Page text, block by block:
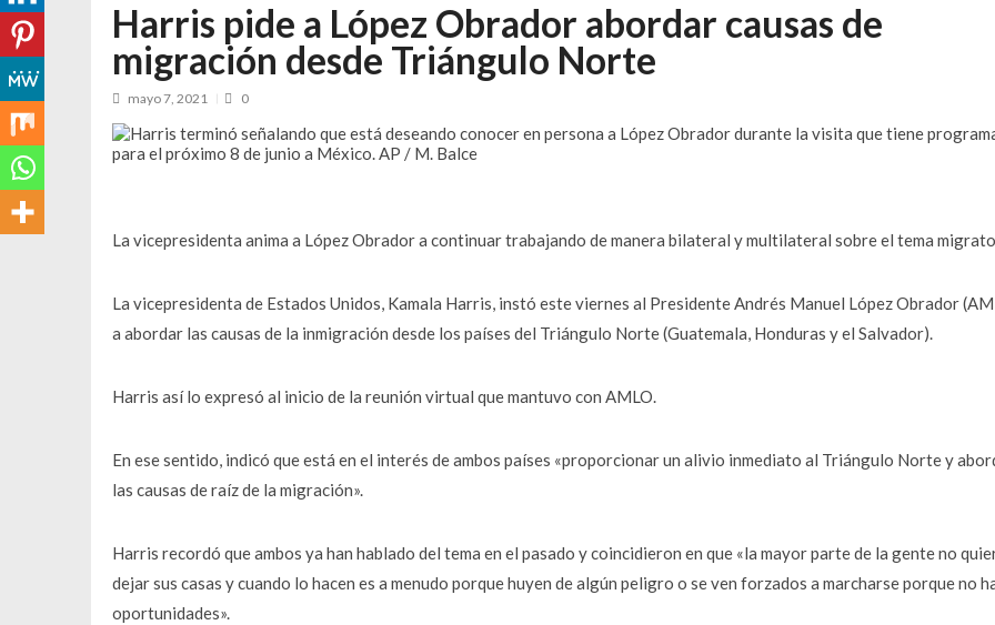
Harris pide a López Obrador abordar causas de
migración desde Triángulo Norte
mayo 7, 2021 0
La vicepresidenta anima a López Obrador a continuar trabajando de manera bilateral y multilateral sobre el tema
La vicepresidenta de Estados Unidos, Kamala Harris, instó este viernes al Presidente Andrés Manuel López Obrador
a abordar las causas de la inmigración desde los países del Triángulo Norte (Guatemala, Honduras y el Salvador).
Harris así lo expresó al inicio de la reunión virtual que mantuvo con AMLO.
En ese sentido, indicó que está en el interés de ambos países «proporcionar un alivio inmediato al Triángulo Norte y
las causas de raíz de la migración».
Harris recordó que ambos ya han hablado del tema en el pasado y coincidieron en que «la mayor parte de la gente no
dejar sus casas y cuando lo hacen es a menudo porque huyen de algún peligro o se ven forzados a marcharse porque no
oportunidades».